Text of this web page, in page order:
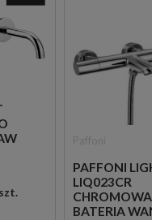
PAFFONI
LIQ023CR
BATERIA